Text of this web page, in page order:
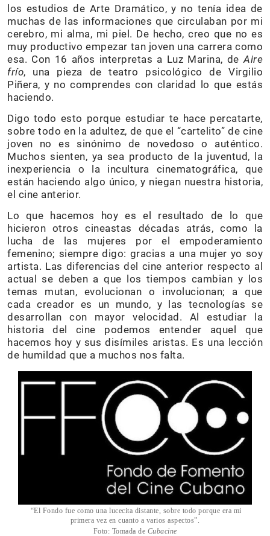
los estudios de Arte Dramático, y no tenía idea de
muchas de las informaciones que circulaban por mi
cerebro, mi alma, mi piel. De hecho, creo que no es
muy productivo empezar tan joven una carrera como
esa. Con 16 años interpretas a Luz Marina, deAire
frío, una pieza de teatro psicológico de Virgilio
Piñera, y no comprendes con claridad lo que estás
haciendo.
Digo todo esto porque estudiar te hace percatarte,
sobre todo en la adultez, de que el “cartelito” de cine
joven no es sinónimo de novedoso o auténtico.
Muchos sienten, ya sea producto de la juventud, la
inexperiencia o la incultura cinematográfica, que
están haciendo algo único, y niegan nuestra historia,
el cine anterior.
Lo que hacemos hoy es el resultado de lo que
hicieron otros cineastas décadas atrás, como la
lucha de las mujeres por el empoderamiento
femenino; siempre digo: gracias a una mujer yo soy
artista. Las diferencias del cine anterior respecto al
actual se deben a que los tiempos cambian y los
temas mutan, evolucionan o involucionan; a que
cada creador es un mundo, y las tecnologías se
desarrollan con mayor velocidad. Al estudiar la
historia del cine podemos entender aquel que
hacemos hoy y sus disímiles aristas. Es una lección
de humildad que a muchos nos falta.
“El Fondo fue como una lucecita distante, sobre todo porque era mi
primera vez en cuanto a varios aspectos”.
Foto: Tomada de Cubacine